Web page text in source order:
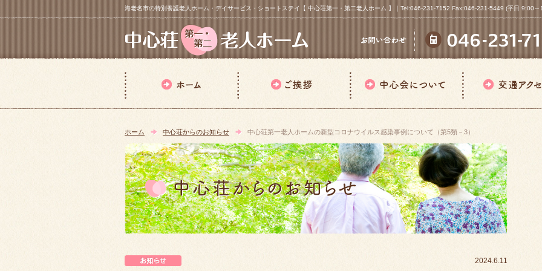
海老名市の特別養護老人ホーム・デイサービス・ショートステイ【 中心荘第一・第二老人ホーム 】｜Tel:046-231-7152 Fax:046-231-5449 (平日 9:00
ホーム 中心荘からのお知らせ 中心荘第一老人ホームの新型コロナウイルス感染事例について（第5類－3）
2024.6.11